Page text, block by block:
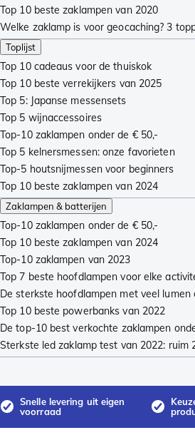
Top 10 beste zaklampen van 2020
Welke zaklamp is voor geocaching? 3
Toplijst
Top 10 cadeaus voor de thuiskok
Top 10 beste verrekijkers van 2025
Top 5: Japanse messensets
Top 5 wijnaccessoires
Top-10 zaklampen onder de € 50,-
Top 5 kelnersmessen: onze favorieten
Top-5 houtsnijmessen voor beginners
Top 10 beste zaklampen van 2024
Zaklampen & batterijen
Top-10 zaklampen onder de € 50,-
Top 10 beste zaklampen van 2024
Top-10 zaklampen van 2023
Top 7 beste hoofdlampen voor elke
De sterkste hoofdlampen met veel lumen
Top 10 beste powerbanks van 2022
De top-10 best verkochte zaklampen
Sterkste led zaklamp test van 2022: ruim
Snelle levering uit eigen
voorraad